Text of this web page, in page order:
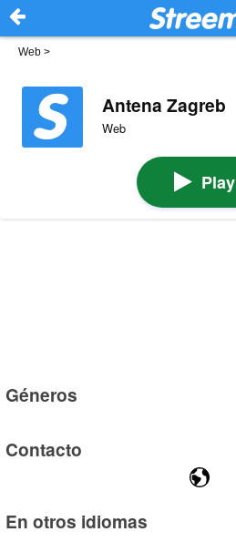
Web >
Antena Zagreb
Web
Play
Géneros
Contacto
En otros idiomas